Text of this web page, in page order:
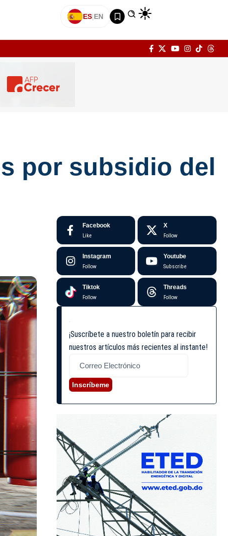
ES|EN
por subsidio del
Facebook
Like
X
Follow
Instagram
Follow
Youtube
Subscribe
Tiktok
Follow
Threads
Follow
¡Suscríbete a nuestro boletín para recibir
nuestros artículos más recientes al instante!
Inscríbeme